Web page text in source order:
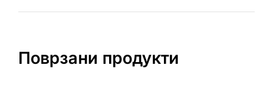
Поврзани продукти